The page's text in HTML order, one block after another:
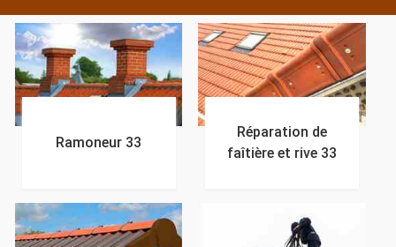
Ramoneur 33
Réparation de
faîtière et rive 33